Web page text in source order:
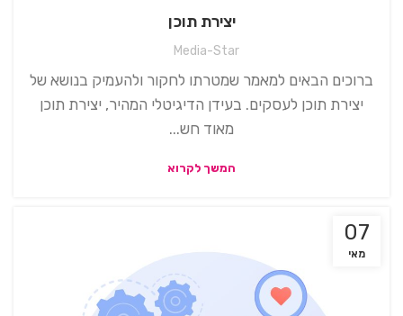
יצירת תוכן
Media-Star
ברוכים הבאים למאמר שמטרתו לחקור ולהעמיק בנושא של
יצירת תוכן לעסקים. בעידן הדיגיטלי המהיר, יצירת תוכן
מאוד חש...
המשך לקרוא
07
מאי